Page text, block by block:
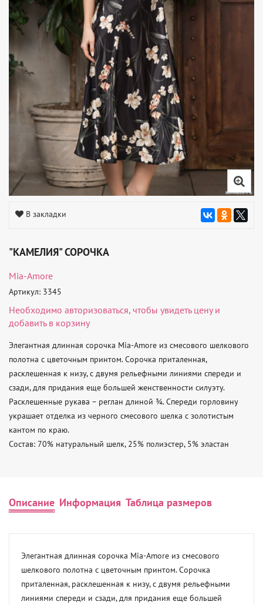
В закладки
"КАМЕЛИЯ" СОРОЧКА
Mia-Amore
Артикул: 3345
Необходимо авторизоваться, чтобы увидеть цену и
добавить в корзину
Элегантная длинная сорочка Mia-Amore из смесового шелкового
полотна с цветочным принтом. Сорочка приталенная,
расклешенная к низу, с двумя рельефными линиями спереди и
сзади, для придания еще большей женственности силуэту.
Расклешенные рукава – реглан длиной ¾. Спереди горловину
украшает отделка из черного смесового шелка с золотистым
кантом по краю.
Состав: 70% натуральный шелк, 25% полиэстер, 5% эластан
Описание Информация Таблица размеров
Элегантная длинная сорочка Mia-Amore из смесового
шелкового полотна с цветочным принтом. Сорочка
приталенная, расклешенная к низу, с двумя рельефными
линиями спереди и сзади, для придания еще большей